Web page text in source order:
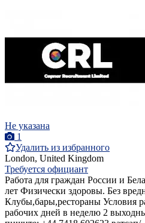
Не указана
1
Удалить из избранного
London, United Kingdom
Требуется официант
Работа для граждан России и
лет Физически здоровы. Без
Клубы,бары,рестораны Условия
рабочих дней в неделю 2